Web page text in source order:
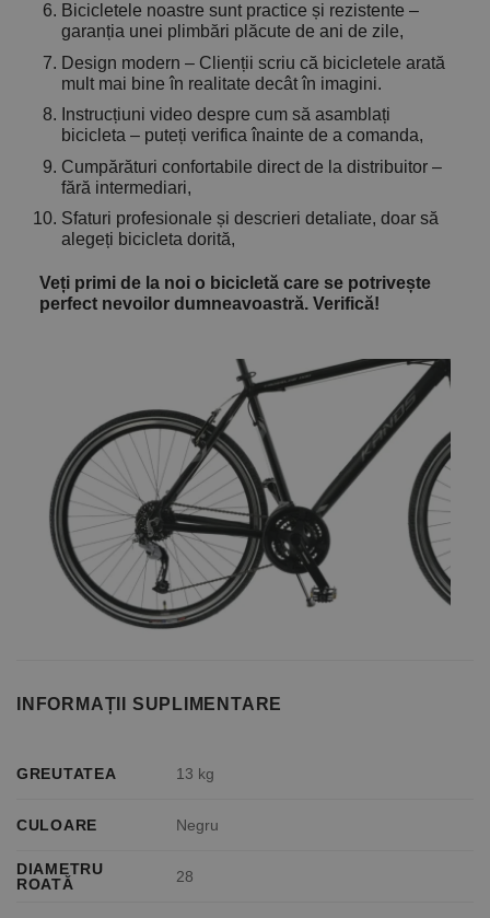
Bicicletele noastre sunt practice și rezistente –
garanția unei plimbări plăcute de ani de zile,
Design modern – Clienții scriu că bicicletele arată
mult mai bine în realitate decât în imagini.
Instrucțiuni video despre cum să asamblați
bicicleta – puteți verifica înainte de a comanda,
Cumpărături confortabile direct de la distribuitor –
fără intermediari,
Sfaturi profesionale și descrieri detaliate, doar să
alegeți bicicleta dorită,
Veți primi de la noi o bicicletă care se potrivește
perfect nevoilor dumneavoastră. Verifică!
INFORMAȚII SUPLIMENTARE
GREUTATEA 13 kg
CULOARE Negru
DIAMETRU
ROATĂ
28